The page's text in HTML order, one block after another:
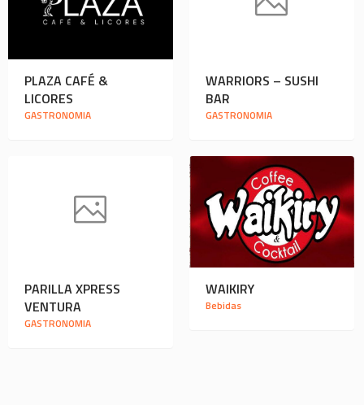
PLAZA CAFÉ &
LICORES
GASTRONOMIA
WARRIORS – SUSHI
BAR
GASTRONOMIA
PARILLA XPRESS
VENTURA
GASTRONOMIA
WAIKIRY
Bebidas